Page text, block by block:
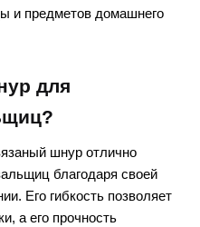
и предметов домашнего
для
шнур отлично
благодаря своей
Его гибкость позволяет
а его прочность